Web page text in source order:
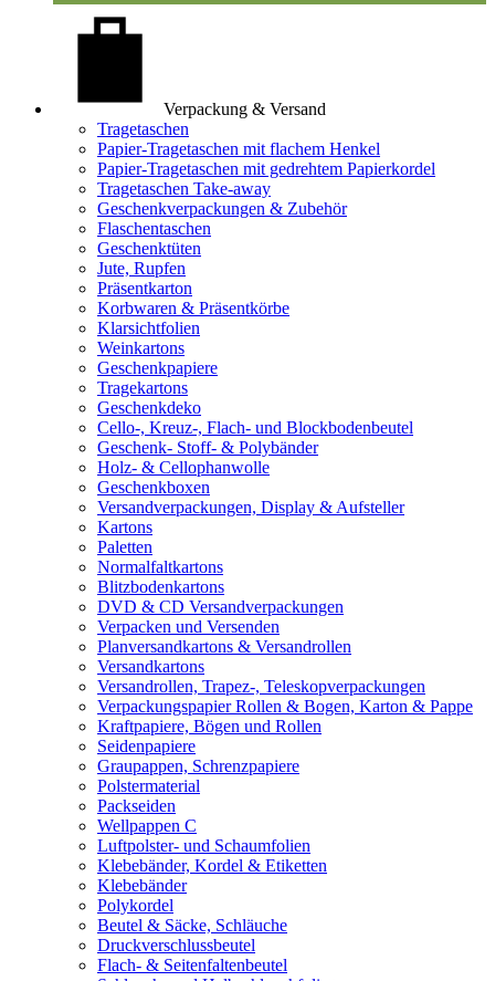
Verpackung & Versand
Tragetaschen
Papier-Tragetaschen mit flachem Henkel
Papier-Tragetaschen mit gedrehtem Papierkordel
Tragetaschen Take-away
Geschenkverpackungen & Zubehör
Flaschentaschen
Geschenktüten
Jute, Rupfen
Präsentkarton
Korbwaren & Präsentkörbe
Klarsichtfolien
Weinkartons
Geschenkpapiere
Tragekartons
Geschenkdeko
Cello-, Kreuz-, Flach- und Blockbodenbeutel
Geschenk- Stoff- & Polybänder
Holz- & Cellophanwolle
Geschenkboxen
Versandverpackungen, Display & Aufsteller
Kartons
Paletten
Normalfaltkartons
Blitzbodenkartons
DVD & CD Versandverpackungen
Verpacken und Versenden
Planversandkartons & Versandrollen
Versandkartons
Versandrollen, Trapez-, Teleskopverpackungen
Verpackungspapier Rollen & Bogen, Karton & Pappe
Kraftpapiere, Bögen und Rollen
Seidenpapiere
Graupappen, Schrenzpapiere
Polstermaterial
Packseiden
Wellpappen C
Luftpolster- und Schaumfolien
Klebebänder, Kordel & Etiketten
Klebebänder
Polykordel
Beutel & Säcke, Schläuche
Druckverschlussbeutel
Flach- & Seitenfaltenbeutel